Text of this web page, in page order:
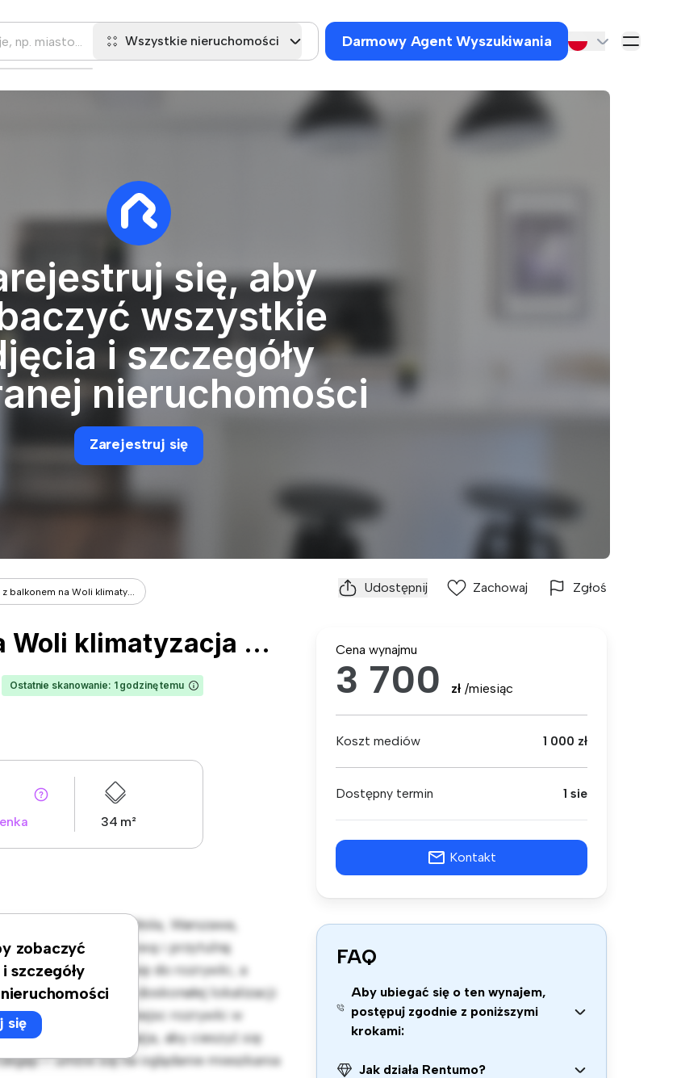
Wszystkie nieruchomości Darmowy Agent Wyszukiwania
się, aby
wszystkie
i szczegóły
nieruchomości
Zarejestruj się
balkonem na Woli klimaty... Udostępnij Zachowaj Zgłoś
Mieszkanie z balkonem na Woli klimatyzacja balkon miejsce postojowe
Ostatnie skanowanie: 1 godzinę temu
34 m²
zobaczyć
szczegóły
się
Czyste, Wola, Warszawa,
oferuje stylową i przytulną
idealnie nadaje się do rozrywki, a
sprzęt. Dzięki doskonałej lokalizacji
sklepów i miejsc rozrywki w
to wspaniała okazja, aby cieszyć się
– umów się na oglądanie mieszkania
Cena wynajmu
3 700 zł /miesiąc
Koszt mediów 1 000 zł
Dostępny termin 1 sie
Kontakt
FAQ
Aby ubiegać się o ten wynajem,
postępuj zgodnie z poniższymi
krokami:
Jak działa Rentumo?